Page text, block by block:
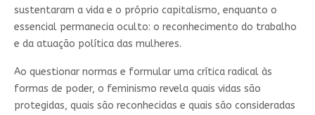
sustentaram a vida e o próprio capitalismo, enquanto o
essencial permanecia oculto: o reconhecimento do trabalho
e da atuação política das mulheres.
Ao questionar normas e formular uma crítica radical às
formas de poder, o feminismo revela quais vidas são
protegidas, quais são reconhecidas e quais são consideradas